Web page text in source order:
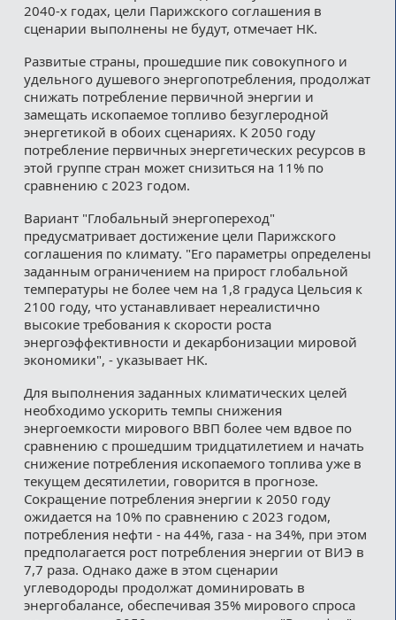
2040-х годах, цели Парижского соглашения в
сценарии выполнены не будут, отмечает НК.
Развитые страны, прошедшие пик совокупного и
удельного душевого энергопотребления, продолжат
снижать потребление первичной энергии и
замещать ископаемое топливо безуглеродной
энергетикой в обоих сценариях. К 2050 году
потребление первичных энергетических ресурсов в
этой группе стран может снизиться на 11% по
сравнению с 2023 годом.
Вариант "Глобальный энергопереход"
предусматривает достижение цели Парижского
соглашения по климату. "Его параметры определены
заданным ограничением на прирост глобальной
температуры не более чем на 1,8 градуса Цельсия к
2100 году, что устанавливает нереалистично
высокие требования к скорости роста
энергоэффективности и декарбонизации мировой
экономики", - указывает НК.
Для выполнения заданных климатических целей
необходимо ускорить темпы снижения
энергоемкости мирового ВВП более чем вдвое по
сравнению с прошедшим тридцатилетием и начать
снижение потребления ископаемого топлива уже в
текущем десятилетии, говорится в прогнозе.
Сокращение потребления энергии к 2050 году
ожидается на 10% по сравнению с 2023 годом,
потребления нефти - на 44%, газа - на 34%, при этом
предполагается рост потребления энергии от ВИЭ в
7,7 раза. Однако даже в этом сценарии
углеводороды продолжат доминировать в
энергобалансе, обеспечивая 35% мирового спроса